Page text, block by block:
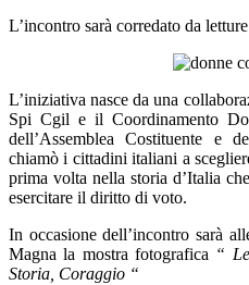
L’incontro sarà corredato da
L’iniziativa nasce da una
Spi Cgil e il Coordinamento
dell’Assemblea Costituente e
chiamò i cittadini italiani a
prima volta nella storia d’Italia
esercitare il diritto di voto.
In occasione dell’incontro sarà
Magna la mostra fotografica “
Storia, Coraggio “